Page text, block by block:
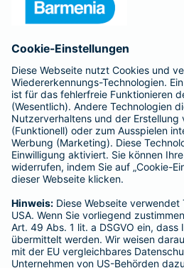
Barmenia ist Teil der
BELIEBTE
Kranken-
Adresse
Schaden